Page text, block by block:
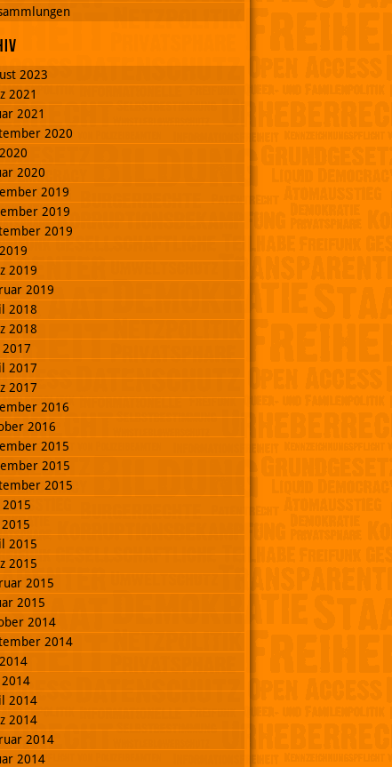
2023
2021
2021
2020
2020
2019
2019
2019
2019
2019
2018
2018
2017
2017
2017
2016
2016
2015
2015
2015
2015
2015
2015
2015
2015
2014
2014
2014
2014
2014
2014